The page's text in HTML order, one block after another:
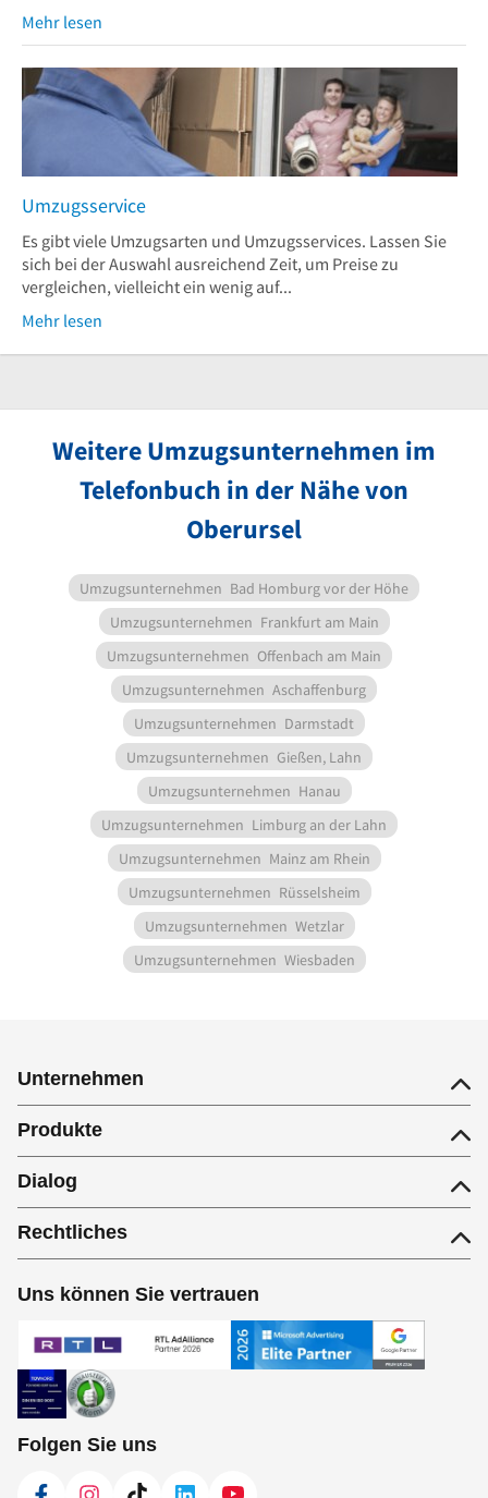
Mehr lesen
Umzugsservice
Es gibt viele Umzugsarten und Umzugsservices. Lassen Sie
sich bei der Auswahl ausreichend Zeit, um Preise zu
vergleichen, vielleicht ein wenig auf...
Mehr lesen
Weitere Umzugsunternehmen im
Telefonbuch in der Nähe von
Oberursel
Umzugsunternehmen Bad Homburg vor der Höhe
Umzugsunternehmen Frankfurt am Main
Umzugsunternehmen Offenbach am Main
Umzugsunternehmen Aschaffenburg
Umzugsunternehmen Darmstadt
Umzugsunternehmen Gießen, Lahn
Umzugsunternehmen Hanau
Umzugsunternehmen Limburg an der Lahn
Umzugsunternehmen Mainz am Rhein
Umzugsunternehmen Rüsselsheim
Umzugsunternehmen Wetzlar
Umzugsunternehmen Wiesbaden
Unternehmen
Produkte
Dialog
Rechtliches
Uns können Sie vertrauen
Folgen Sie uns